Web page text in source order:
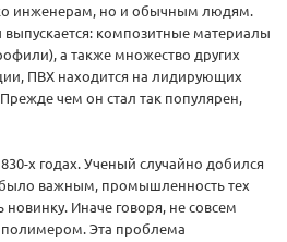
инженерам, но и обычным людям.
композитные материалы
а также множество других
ПВХ находится на лидирующих
чем он стал так популярен,
х годах. Ученый случайно добился
было важным, промышленность тех
Иначе говоря, не совсем
полимером. Эта проблема